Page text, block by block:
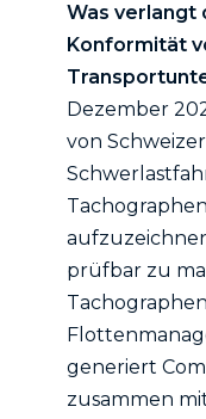
Was verlangt
Konformität
Dezember
von Schweizer
prüfbar zu
generiert
zusammen